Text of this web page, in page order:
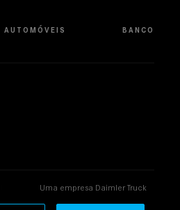
AUTOMÓVEIS BANCO
Uma empresa Daimler Truck